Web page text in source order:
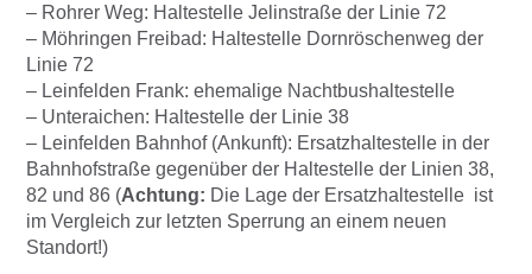
– Rohrer Weg: Haltestelle Jelinstraße der Linie 72
– Möhringen Freibad: Haltestelle Dornröschenweg der
Linie 72
– Leinfelden Frank: ehemalige Nachtbushaltestelle
– Unteraichen: Haltestelle der Linie 38
– Leinfelden Bahnhof (Ankunft): Ersatzhaltestelle in der
Bahnhofstraße gegenüber der Haltestelle der Linien 38,
82 und 86 (Achtung: Die Lage der Ersatzhaltestelle ist
im Vergleich zur letzten Sperrung an einem neuen
Standort!)